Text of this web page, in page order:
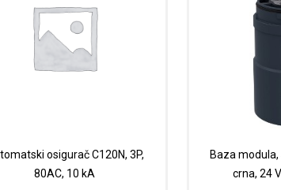
osigurač C120N, 3P,
80AC, 10 kA
Baza modula,
crna, 24